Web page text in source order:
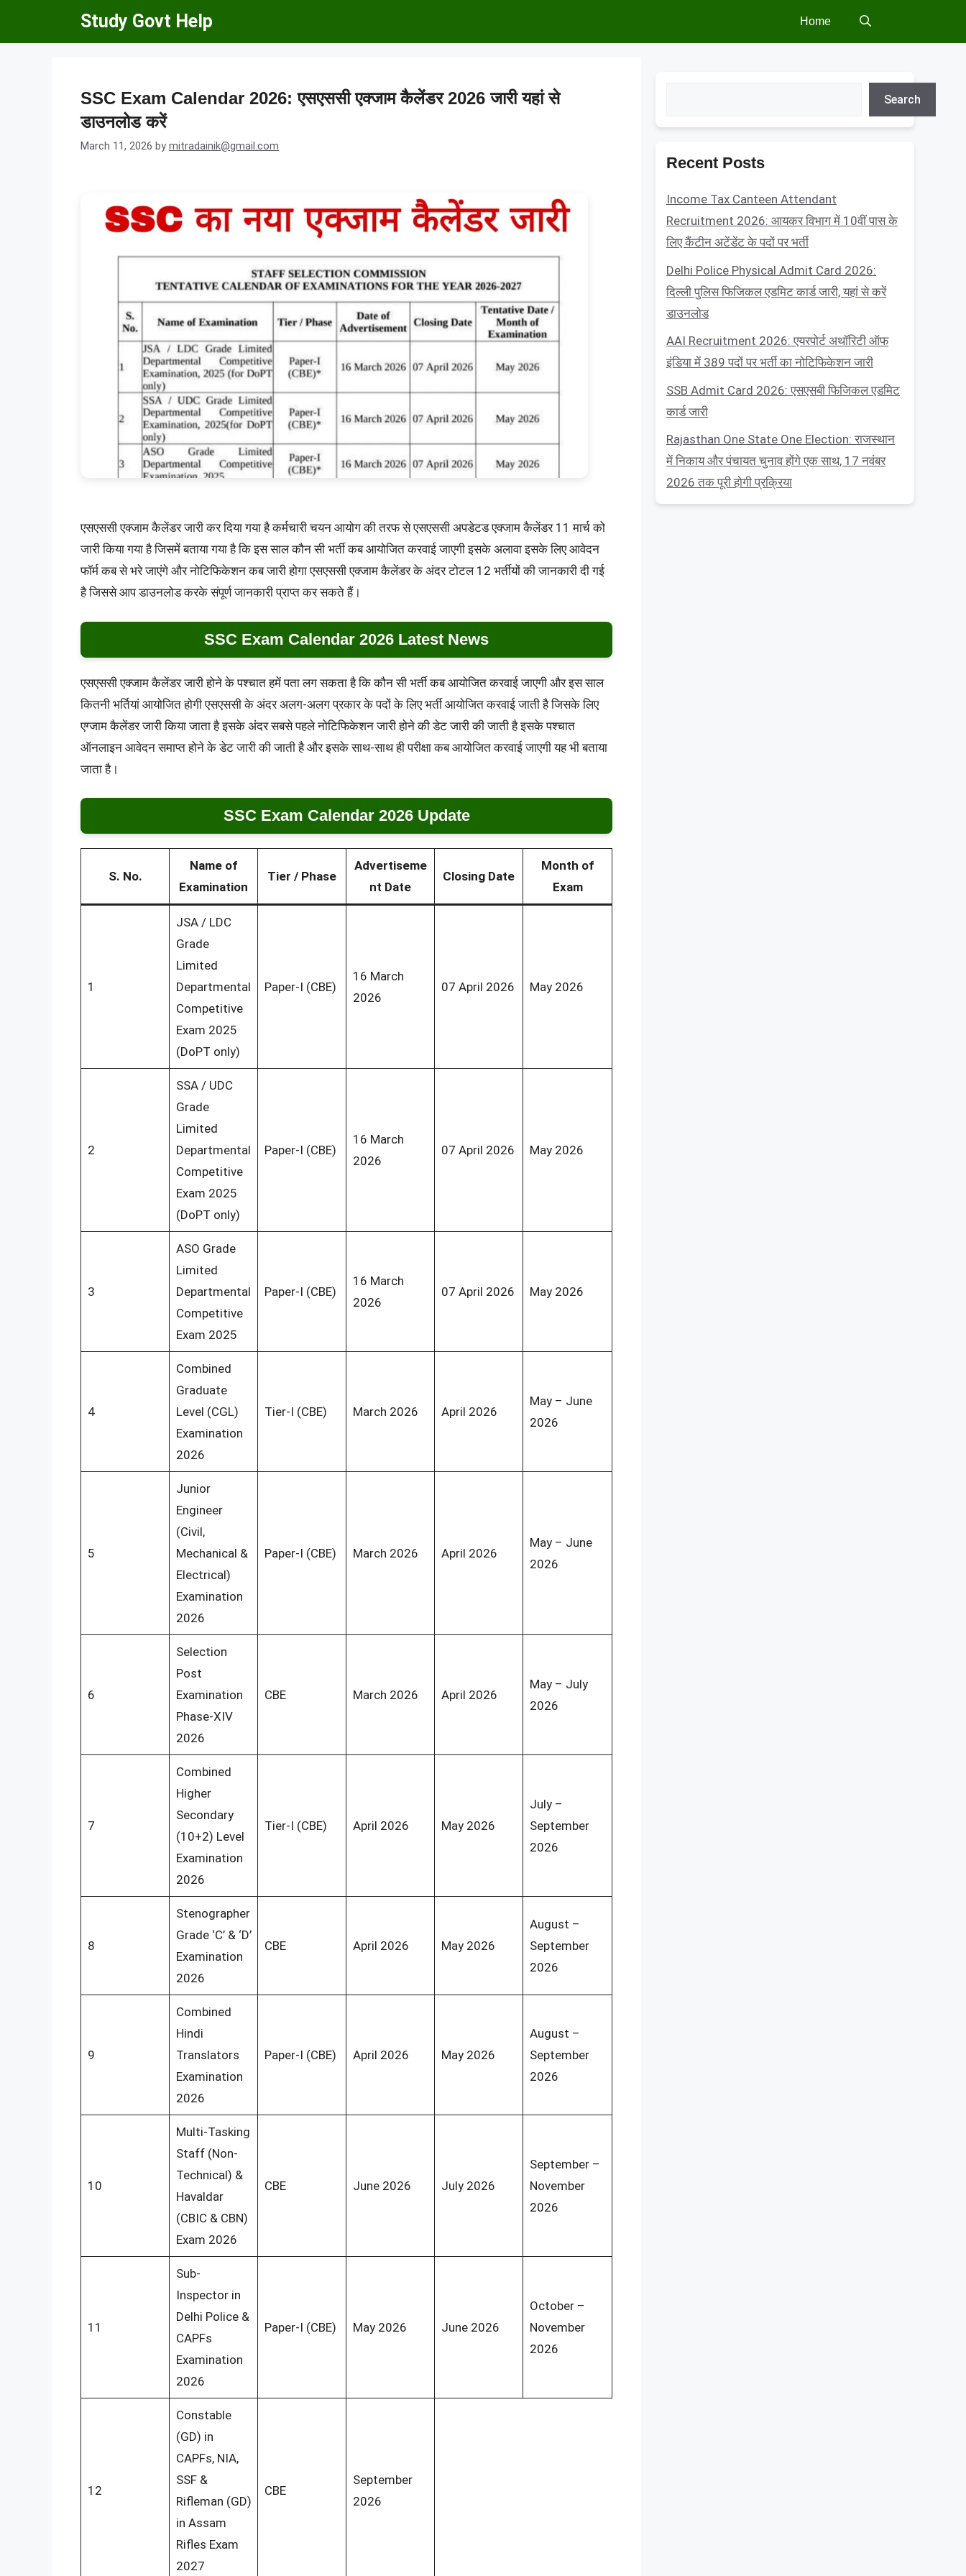
Study Govt Help Home
SSC Exam Calendar 2026: एसएससी एक्जाम कैलेंडर 2026 जारी यहां से
डाउनलोड करें
March 11, 2026 by mitradainik@gmail.com
एसएससी एक्जाम कैलेंडर जारी कर दिया गया है कर्मचारी चयन आयोग की तरफ से एसएससी अपडेटड एक्जाम कैलेंडर 11 मार्च को
जारी किया गया है जिसमें बताया गया है कि इस साल कौन सी भर्ती कब आयोजित करवाई जाएगी इसके अलावा इसके लिए आवेदन
फॉर्म कब से भरे जाएंगे और नोटिफिकेशन कब जारी होगा एसएससी एक्जाम कैलेंडर के अंदर टोटल 12 भर्तीयों की जानकारी दी गई
है जिससे आप डाउनलोड करके संपूर्ण जानकारी प्राप्त कर सकते हैं।
SSC Exam Calendar 2026 Latest News
एसएससी एक्जाम कैलेंडर जारी होने के पश्चात हमें पता लग सकता है कि कौन सी भर्ती कब आयोजित करवाई जाएगी और इस साल
कितनी भर्तियां आयोजित होगी एसएससी के अंदर अलग-अलग प्रकार के पदों के लिए भर्ती आयोजित करवाई जाती है जिसके लिए
एग्जाम कैलेंडर जारी किया जाता है इसके अंदर सबसे पहले नोटिफिकेशन जारी होने की डेट जारी की जाती है इसके पश्चात
ऑनलाइन आवेदन समाप्त होने के डेट जारी की जाती है और इसके साथ-साथ ही परीक्षा कब आयोजित करवाई जाएगी यह भी बताया
जाता है।
SSC Exam Calendar 2026 Update
S. No.
Name of
Examination
Tier / Phase
Advertiseme
nt Date
Closing Date
Month of
Exam
1
JSA / LDC
Grade
Limited
Departmental
Competitive
Exam 2025
(DoPT only)
Paper-I (CBE)
16 March
2026
07 April 2026 May 2026
2
SSA / UDC
Grade
Limited
Departmental
Competitive
Exam 2025
(DoPT only)
Paper-I (CBE)
16 March
2026
07 April 2026 May 2026
3
ASO Grade
Limited
Departmental
Competitive
Exam 2025
Paper-I (CBE)
16 March
2026
07 April 2026 May 2026
4
Combined
Graduate
Level (CGL)
Examination
2026
Tier-I (CBE) March 2026 April 2026
May – June
2026
5
Junior
Engineer
(Civil,
Mechanical &
Electrical)
Examination
2026
Paper-I (CBE) March 2026 April 2026
May – June
2026
6
Selection
Post
Examination
Phase-XIV
2026
CBE March 2026 April 2026
May – July
2026
7
Combined
Higher
Secondary
(10+2) Level
Examination
2026
Tier-I (CBE) April 2026 May 2026
July –
September
2026
8
Stenographer
Grade ‘C’ & ‘D’
Examination
2026
CBE April 2026 May 2026
August –
September
2026
9
Combined
Hindi
Translators
Examination
2026
Paper-I (CBE) April 2026 May 2026
August –
September
2026
10
Multi-Tasking
Staff (Non-
Technical) &
Havaldar
(CBIC & CBN)
Exam 2026
CBE June 2026 July 2026
September –
November
2026
11
Sub-
Inspector in
Delhi Police &
CAPFs
Examination
2026
Paper-I (CBE) May 2026 June 2026
October –
November
2026
12
Constable
(GD) in
CAPFs, NIA,
SSF &
Rifleman (GD)
in Assam
Rifles Exam
2027
CBE
September
2026
Search
Recent Posts
Income Tax Canteen Attendant
Recruitment 2026: आयकर विभाग में 10वीं पास के
लिए कैंटीन अटेंडेंट के पदों पर भर्ती
Delhi Police Physical Admit Card 2026:
दिल्ली पुलिस फिजिकल एडमिट कार्ड जारी, यहां से करें
डाउनलोड
AAI Recruitment 2026: एयरपोर्ट अथॉरिटी ऑफ
इंडिया में 389 पदों पर भर्ती का नोटिफिकेशन जारी
SSB Admit Card 2026: एसएसबी फिजिकल एडमिट
कार्ड जारी
Rajasthan One State One Election: राजस्थान
में निकाय और पंचायत चुनाव होंगे एक साथ, 17 नवंबर
2026 तक पूरी होगी प्रक्रिया